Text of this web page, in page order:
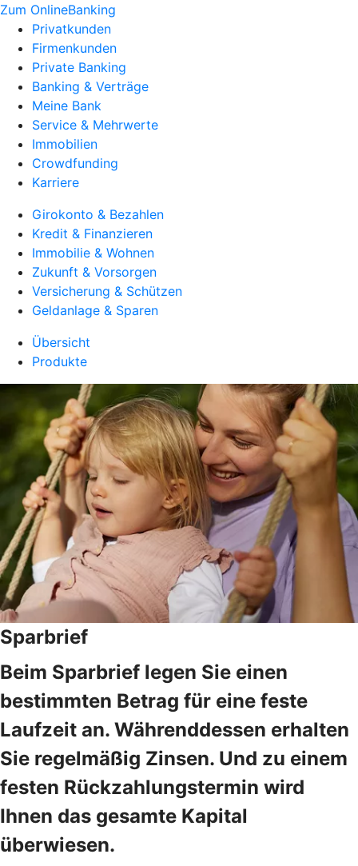
Zum OnlineBanking
Privatkunden
Firmenkunden
Private Banking
Banking & Verträge
Meine Bank
Service & Mehrwerte
Immobilien
Crowdfunding
Karriere
Girokonto & Bezahlen
Kredit & Finanzieren
Immobilie & Wohnen
Zukunft & Vorsorgen
Versicherung & Schützen
Geldanlage & Sparen
Übersicht
Produkte
Sparbrief
Beim Sparbrief legen Sie einen
bestimmten Betrag für eine feste
Laufzeit an. Währenddessen erhalten
Sie regelmäßig Zinsen. Und zu einem
festen Rückzahlungstermin wird
Ihnen das gesamte Kapital
überwiesen.